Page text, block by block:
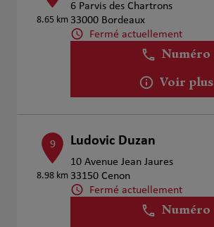
8.65 km
6 Parvis des Chartrons
33000 Bordeaux
Fermé actuellement
Numéro
Voir plus
9
8.98 km
Ludovic Duzan
10 Avenue Jean Jaures
33150 Cenon
Fermé actuellement
Numéro